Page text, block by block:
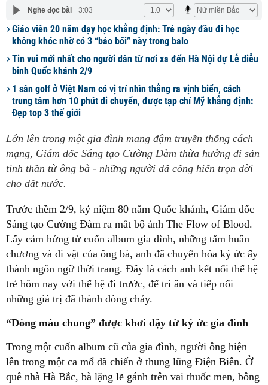
Nghe đọc bài 3:03
Giáo viên 20 năm dạy học khẳng định: Trẻ ngày đầu đi học
không khóc nhờ có 3 “bảo bối” này trong balo
Tin vui mới nhất cho người dân từ nơi xa đến Hà Nội dự Lễ diễu
binh Quốc khánh 2/9
1 sân golf ở Việt Nam có vị trí nhìn thẳng ra vịnh biển, cách
trung tâm hơn 10 phút di chuyển, được tạp chí Mỹ khẳng định:
Đẹp top 3 thế giới
Lớn lên trong một gia đình mang đậm truyền thống cách
mạng, Giám đốc Sáng tạo Cường Đàm thừa hưởng di sản
tinh thần từ ông bà - những người đã cống hiến trọn đời
cho đất nước.
Trước thềm 2/9, kỷ niệm 80 năm Quốc khánh, Giám đốc
Sáng tạo Cường Đàm ra mắt bộ ảnh The Flow of Blood.
Lấy cảm hứng từ cuốn album gia đình, những tấm huân
chương và di vật của ông bà, anh đã chuyển hóa ký ức ấy
thành ngôn ngữ thời trang. Đây là cách anh kết nối thế hệ
trẻ hôm nay với thế hệ đi trước, để tri ân và tiếp nối
những giá trị đã thành dòng chảy.
“Dòng máu chung” được khơi dậy từ ký ức gia đình
Trong một cuốn album cũ của gia đình, người ông hiện
lên trong một ca mổ dã chiến ở thung lũng Điện Biên. Ở
quê nhà Hà Bắc, bà lặng lẽ gánh trên vai thuốc men, bông